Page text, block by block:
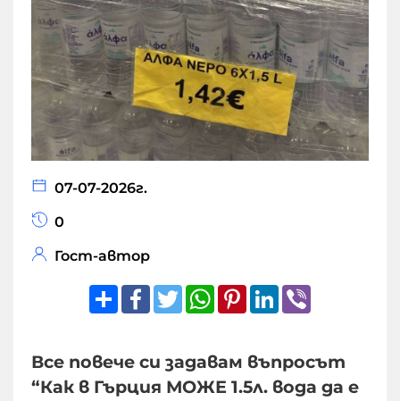
07-07-2026г.
0
Гост-автор
ShareFacebook
TwitterWhatsApp
Pinterest
LinkedIn
Все повече си задавам въпросът
“Как в Гърция МОЖЕ 1.5л. вода да е